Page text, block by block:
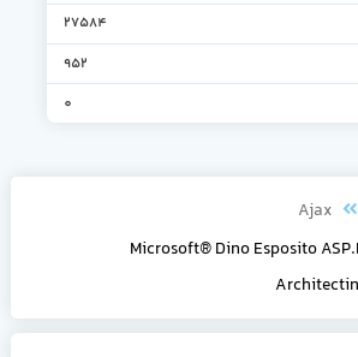
27584
952
0
Ajax
Microsoft® Dino Esposito